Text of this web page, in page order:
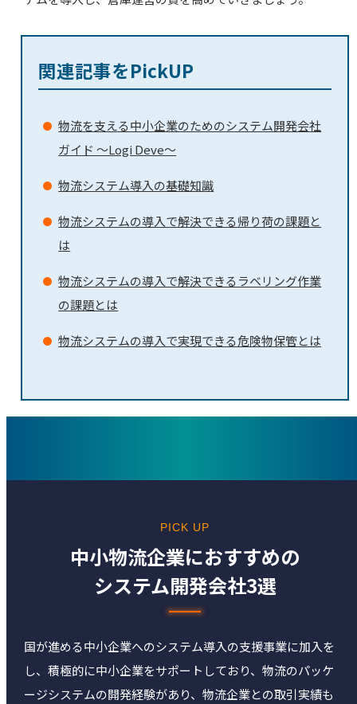
関連記事をPickUP
物流を支える中小企業のためのシステム開発会社
ガイド ～Logi Deve～
物流システム導入の基礎知識
物流システムの導入で解決できる帰り荷の課題と
は
物流システムの導入で解決できるラベリング作業
の課題とは
物流システムの導入で実現できる危険物保管とは
PICK UP
中⼩物流企業におすすめの
システム開発会社3選
国が進める中小企業へのシステム導入の支援事業に加入を
し、積極的に中小企業をサポートしており、物流のパッケ
ージシステムの開発経験があり、物流企業との取引実績も